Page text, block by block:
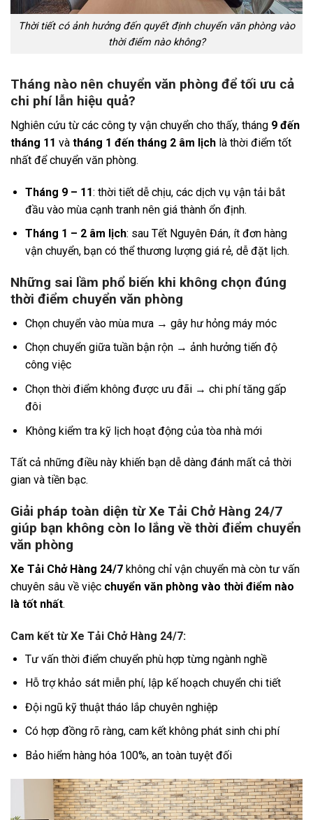
Thời tiết có ảnh hưởng đến quyết định chuyển văn phòng vào
thời điểm nào không?
Tháng nào nên chuyển văn phòng để tối ưu cả
chi phí lẫn hiệu quả?
Nghiên cứu từ các công ty vận chuyển cho thấy, tháng 9 đến
tháng 11 và tháng 1 đến tháng 2 âm lịch là thời điểm tốt
nhất để chuyển văn phòng.
Tháng 9 – 11: thời tiết dễ chịu, các dịch vụ vận tải bắt
đầu vào mùa cạnh tranh nên giá thành ổn định.
Tháng 1 – 2 âm lịch: sau Tết Nguyên Đán, ít đơn hàng
vận chuyển, bạn có thể thương lượng giá rẻ, dễ đặt lịch.
Những sai lầm phổ biến khi không chọn đúng
thời điểm chuyển văn phòng
Chọn chuyển vào mùa mưa → gây hư hỏng máy móc
Chọn chuyển giữa tuần bận rộn → ảnh hưởng tiến độ
công việc
Chọn thời điểm không được ưu đãi → chi phí tăng gấp
đôi
Không kiểm tra kỹ lịch hoạt động của tòa nhà mới
Tất cả những điều này khiến bạn dễ dàng đánh mất cả thời
gian và tiền bạc.
Giải pháp toàn diện từ Xe Tải Chở Hàng 24/7
giúp bạn không còn lo lắng về thời điểm chuyển
văn phòng
Xe Tải Chở Hàng 24/7 không chỉ vận chuyển mà còn tư vấn
chuyên sâu về việc chuyển văn phòng vào thời điểm nào
là tốt nhất.
Cam kết từ Xe Tải Chở Hàng 24/7:
Tư vấn thời điểm chuyển phù hợp từng ngành nghề
Hỗ trợ khảo sát miễn phí, lập kế hoạch chuyển chi tiết
Đội ngũ kỹ thuật tháo lắp chuyên nghiệp
Có hợp đồng rõ ràng, cam kết không phát sinh chi phí
Bảo hiểm hàng hóa 100%, an toàn tuyệt đối